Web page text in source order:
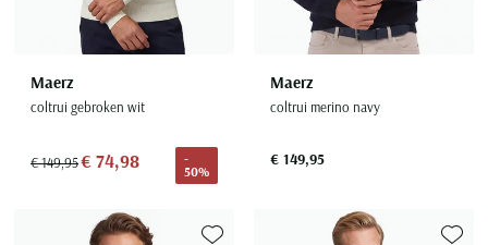
Maerz
coltrui gebroken wit
€ 149,95€ 74,98
-
50%
Maerz
coltrui merino navy
€ 149,95